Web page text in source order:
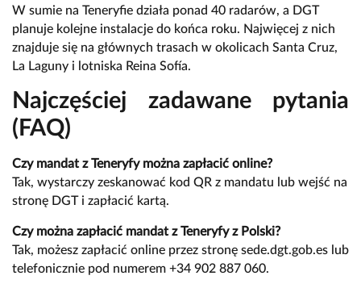
W sumie na Teneryfie działa ponad 40 radarów, a DGT
planuje kolejne instalacje do końca roku. Najwięcej z nich
znajduje się na głównych trasach w okolicach Santa Cruz,
La Laguny i lotniska Reina Sofía.
Najczęściej zadawane pytania
(FAQ)
Czy mandat z Teneryfy można zapłacić online?
Tak, wystarczy zeskanować kod QR z mandatu lub wejść na
stronę DGT i zapłacić kartą.
Czy można zapłacić mandat z Teneryfy z Polski?
Tak, możesz zapłacić online przez stronę sede.dgt.gob.es lub
telefonicznie pod numerem +34 902 887 060.